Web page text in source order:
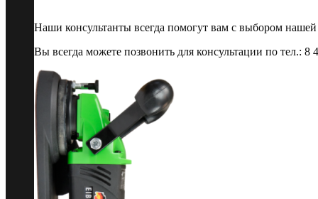
Наши консультанты всегда помогут вам с выбором
Вы всегда можете позвонить для консультации по тел.: